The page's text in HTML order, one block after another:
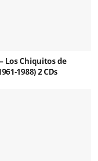
Los Chiquitos de
1988) 2 CDs